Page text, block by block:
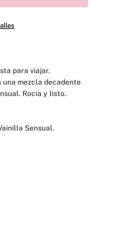
para viajar.
una mezcla decadente
Rocía y listo.